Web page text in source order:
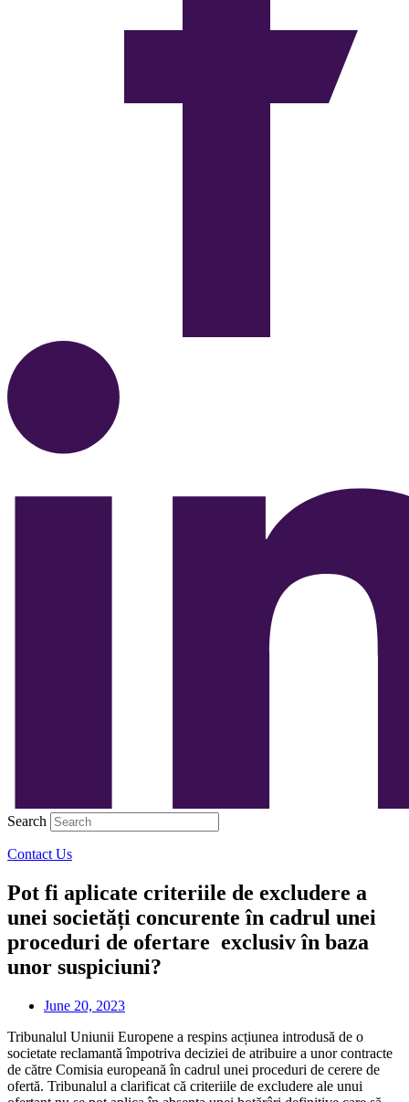
Search
Contact Us
Pot fi aplicate criteriile de excludere a
unei societăți concurente în cadrul unei
proceduri de ofertare exclusiv în baza
unor suspiciuni?
June 20, 2023
Tribunalul Uniunii Europene a respins acțiunea introdusă de o
societate reclamantă împotriva deciziei de atribuire a unor contracte
de către Comisia europeană în cadrul unei proceduri de cerere de
ofertă. Tribunalul a clarificat că criteriile de excludere ale unui